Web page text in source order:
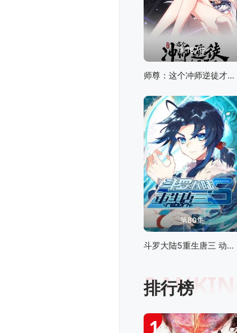
第187集
师尊：这个冲师逆徒才不是圣子 动态漫画
第80集
斗罗大陆5重生唐三 动态漫画
排行榜
RANKING
1